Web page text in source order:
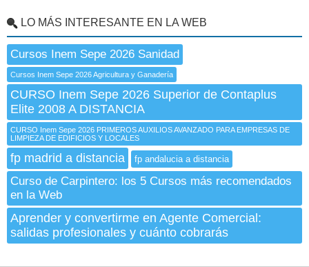
LO MÁS INTERESANTE EN LA WEB
Cursos Inem Sepe 2026 Sanidad
Cursos Inem Sepe 2026 Agricultura y Ganadería
CURSO Inem Sepe 2026 Superior de Contaplus
Elite 2008 A DISTANCIA
CURSO Inem Sepe 2026 PRIMEROS AUXILIOS AVANZADO PARA EMPRESAS DE
LIMPIEZA DE EDIFICIOS Y LOCALES
fp madrid a distancia fp andalucia a distancia
Curso de Carpintero: los 5 Cursos más recomendados
en la Web
Aprender y convertirme en Agente Comercial:
salidas profesionales y cuánto cobrarás